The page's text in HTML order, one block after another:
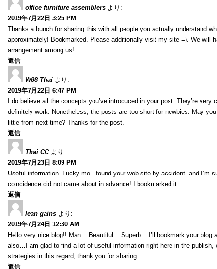
office furniture assemblers より:
2019年7月22日 3:25 PM
Thanks a bunch for sharing this with all people you actually understand
approximately! Bookmarked. Please additionally visit my site =). We will
arrangement among us!
返信
W88 Thai より:
2019年7月22日 6:47 PM
I do believe all the concepts you’ve introduced in your post. They’re very
definitely work. Nonetheless, the posts are too short for newbies. May
little from next time? Thanks for the post.
返信
Thai CC より:
2019年7月23日 8:09 PM
Useful information. Lucky me I found your web site by accident, and I’m
coincidence did not came about in advance! I bookmarked it.
返信
lean gains より:
2019年7月24日 12:30 AM
Hello very nice blog!! Man .. Beautiful .. Superb .. I’ll bookmark your blog
also…I am glad to find a lot of useful information right here in the publish,
strategies in this regard, thank you for sharing. . . . . .
返信